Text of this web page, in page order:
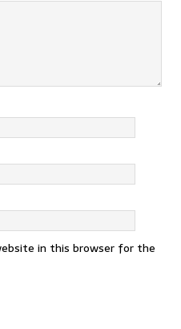
in this browser for the